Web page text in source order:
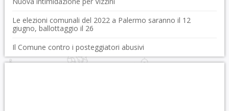
Le elezioni comunali del 2022 a Palermo saranno il 12
giugno, ballottaggio il 26
Il Comune contro i posteggiatori abusivi